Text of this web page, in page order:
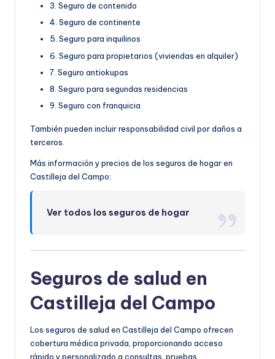
3. Seguro de contenido
4. Seguro de continente
5. Seguro para inquilinos
6. Seguro para propietarios (viviendas en alquiler)
7. Seguro antiokupas
8. Seguro para segundas residencias
9. Seguro con franquicia
También pueden incluir responsabilidad civil por daños a
terceros.
Más información y precios de los seguros de hogar en
Castilleja del Campo:
Ver todos los seguros de hogar
Seguros de salud en
Castilleja del Campo
Los seguros de salud en Castilleja del Campo ofrecen
cobertura médica privada, proporcionando acceso
rápido y personalizado a consultas, pruebas